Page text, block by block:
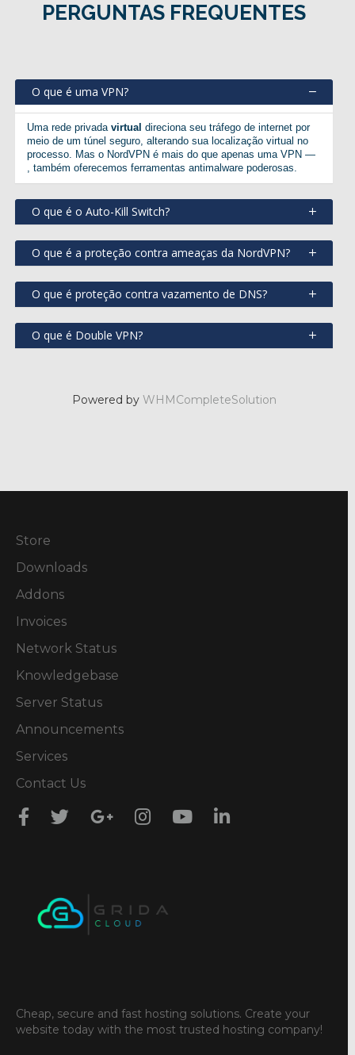
PERGUNTAS FREQUENTES
O que é uma VPN?
Uma rede privada virtual direciona seu tráfego de internet por
meio de um túnel seguro, alterando sua localização virtual no
processo. Mas o NordVPN é mais do que apenas uma VPN —
, também oferecemos ferramentas antimalware poderosas.
O que é o Auto-Kill Switch?
O que é a proteção contra ameaças da NordVPN?
O que é proteção contra vazamento de DNS?
O que é Double VPN?
Powered by WHMCompleteSolution
Store
Downloads
Addons
Invoices
Network Status
Knowledgebase
Server Status
Announcements
Services
Contact Us
Cheap, secure and fast hosting solutions. Create your
website today with the most trusted hosting company!